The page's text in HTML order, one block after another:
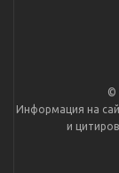
©
Информация на
и